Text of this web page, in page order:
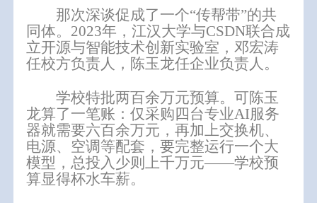
那次深谈促成了一个“传帮带”的共
同体。2023年，江汉大学与CSDN联合成
立开源与智能技术创新实验室，邓宏涛
任校方负责人，陈玉龙任企业负责人。
学校特批两百余万元预算。可陈玉
龙算了一笔账：仅采购四台专业AI服务
器就需要六百余万元，再加上交换机、
电源、空调等配套，要完整运行一个大
模型，总投入少则上千万元——学校预
算显得杯水车薪。